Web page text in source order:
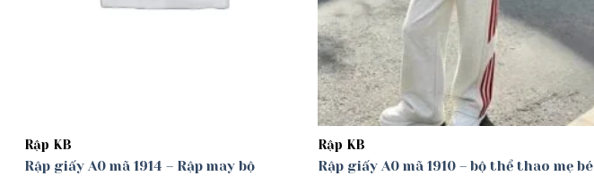
Rập KB
Rập giấy A0 mã 1914 – Rập may bộ
Rập KB
Rập giấy A0 mã 1910 – bộ thể thao mẹ bé